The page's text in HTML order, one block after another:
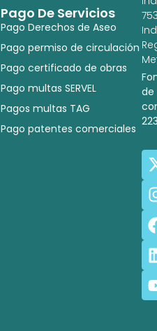
Pago De Servicios
Pago Derechos de Aseo
Pago permiso de circulación
Pago certificado de obras
Pago multas SERVEL
Pagos multas TAG
Pago patentes comerciales
de